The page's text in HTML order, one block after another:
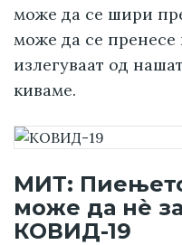
може да се шири
може да се пренесе
излегуваат од
киваме.
МИТ:
може да нè
КОВИД-19